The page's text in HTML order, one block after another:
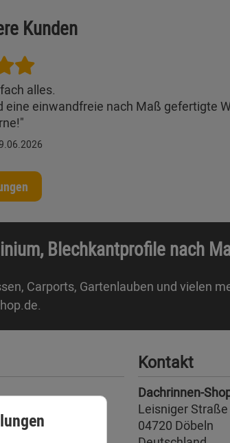
Kunden
alles.
einwandfreie nach Maß gefertigte
Blechkantprofile nach
Carports, Gartenlauben und vielen
Kontakt
Dachrinnen-
Leisniger Straße
04720 Döbeln